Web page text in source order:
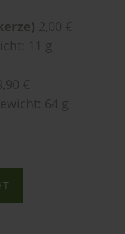
2,00 €
11 g
€
64 g